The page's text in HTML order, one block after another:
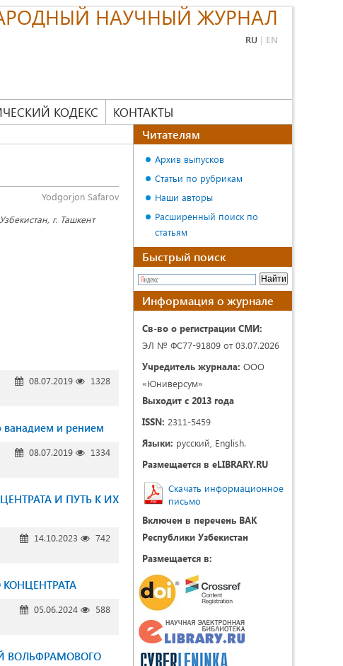
НАУЧНЫЙ ЖУРНАЛ
RU | EN
КОДЕКС КОНТАКТЫ
Yodgorjon Safarov
г. Ташкент
08.07.2019
1328
ванадием и рением
08.07.2019
1334
И ПУТЬ К ИХ
14.10.2023
742
05.06.2024
588
ВОЛЬФРАМОВОГО
Читателям
Архив выпусков
Статьи по рубрикам
Наши авторы
Расширенный поиск по
статьям
Быстрый поиск
Информация о журнале
Св-во о регистрации СМИ:
ЭЛ № ФС77-91809 от 03.07.2026
Учредитель журнала: ООО
«Юниверсум»
Выходит с 2013 года
ISSN: 2311-5459
Языки: русский, English.
Размещается в eLIBRARY.RU
Скачать информационное
письмо
Включен в перечень ВАК
Республики Узбекистан
Размещается в: